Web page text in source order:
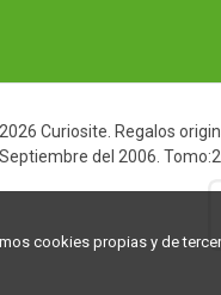
Curiosite. Regalos
del 2006.
cookies propias y de